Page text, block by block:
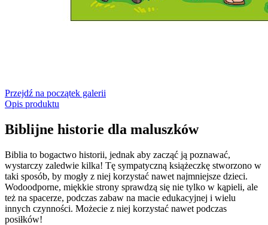
Przejdź na początek galerii
Opis produktu
Biblijne historie dla maluszków
Biblia to bogactwo historii, jednak aby zacząć ją poznawać,
wystarczy zaledwie kilka! Tę sympatyczną książeczkę stworzono w
taki sposób, by mogły z niej korzystać nawet najmniejsze dzieci.
Wodoodporne, miękkie strony sprawdzą się nie tylko w kąpieli, ale
też na spacerze, podczas zabaw na macie edukacyjnej i wielu
innych czynności. Możecie z niej korzystać nawet podczas
posiłków!